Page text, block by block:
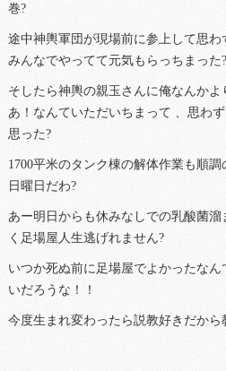
巻?
途中神輿軍団が現場前に参上して思
みんなでやってて元気もらっちまった?
そしたら神輿の親玉さんに俺なんか
あ！なんていただいちまって 、思わ
思った?
1700平米のタンク棟の解体作業も順
日曜日だわ?
あー明日からも休みなしでの乳酸菌
く足場屋人生逃げれません?
いつか死ぬ前に足場屋でよかったな
いだろうな！！
今度生まれ変わったら説教好きだから